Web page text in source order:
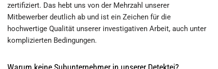
zertifiziert. Das hebt uns von der Mehrzahl unserer
Mitbewerber deutlich ab und ist ein Zeichen für die
hochwertige Qualität unserer investigativen Arbeit, auch unter
komplizierten Bedingungen.